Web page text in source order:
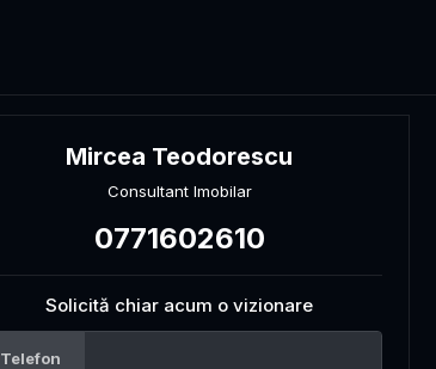
Mircea Teodorescu
Consultant Imobilar
0771602610
Solicită chiar acum o vizionare
Telefon